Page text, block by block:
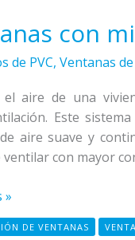
con
de PVC, Ventanas de
el aire de una
Este
aire suave y
ventilar con mayor
»
DE VENTANAS